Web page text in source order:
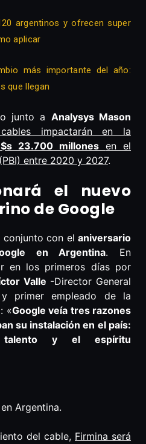
argentinos y ofrecen super
aplicar
más importante del año:
que llegan
junto a Analysys Mason
impactarán en la
23.700 millones en el
entre 2020 y 2027.
el nuevo
de Google
conjunto con el aniversario
en Argentina. En
en los primeros días por
Valle -Director General
primer empleado de la
«Google veía tres razones
su instalación en el país:
y el espíritu
Argentina.
del cable, Firmina será